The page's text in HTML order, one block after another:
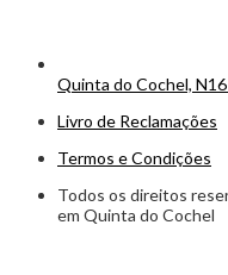
Quinta do Cochel,
Livro de Reclamações
Termos e Condições
Todos os direitos
em Quinta do Cochel